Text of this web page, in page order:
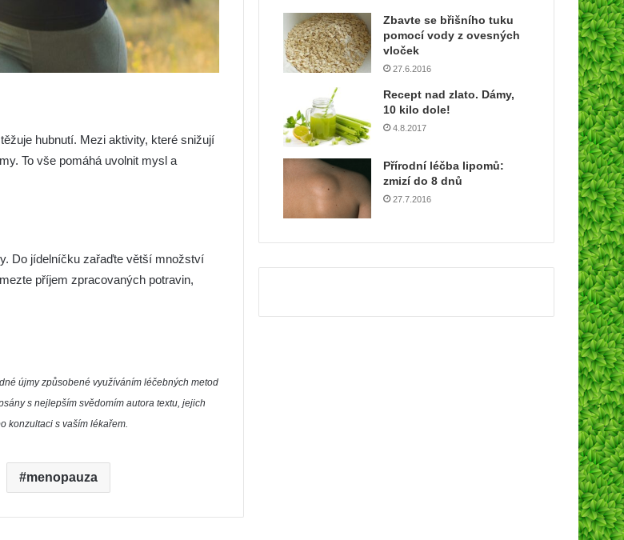
hubnutí. Mezi aktivity, které snižují
To vše pomáhá uvolnit mysl a
Do jídelníčku zařaďte větší množství
příjem zpracovaných potravin,
újmy způsobené využíváním léčebných metod
s nejlepším svědomím autora textu, jejich
konzultaci s vaším lékařem.
menopauza
o
u
a
s
u
Zbavte se břišního tuku
pomocí vody z ovesných
vloček
27.6.2016
Recept nad zlato. Dámy,
10 kilo dole!
4.8.2017
Přírodní léčba lipomů:
zmizí do 8 dnů
27.7.2016